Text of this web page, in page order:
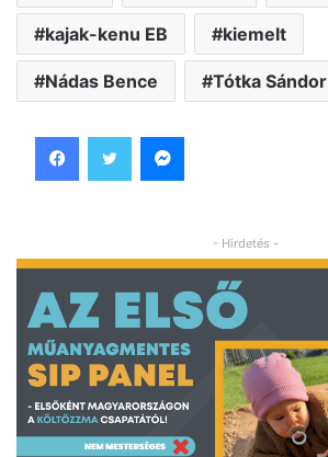
kajak-kenu EB kiemelt
Nádas Bence Tótka Sándor
- Hirdetés -